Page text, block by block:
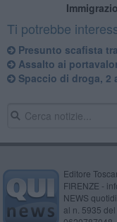
Ti potrebbe
Presunto scafista
Assalto ai
Spaccio di droga, 2
Editore
FIRENZE -
NEWS
al n. 5935